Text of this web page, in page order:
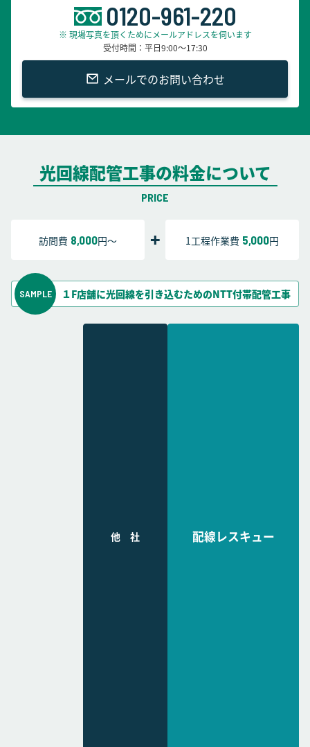
0120-961-220
※ 現場写真を頂くためにメールアドレスを伺います
受付時間：平日9:00～17:30
メールでのお問い合わせ
光回線配管工事の料金について
PRICE
訪問費 8,000円～ 1工程作業費 5,000円
１F店舗に光回線を引き込むためのNTT付帯配管工事
他 社 配線レスキュー